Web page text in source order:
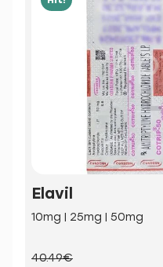
Elavil
10mg | 25mg | 50mg
40.49€